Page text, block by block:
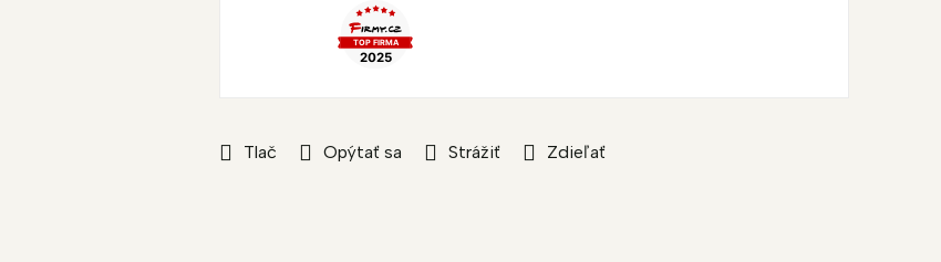
Tlač Opýtať sa Strážiť Zdieľať